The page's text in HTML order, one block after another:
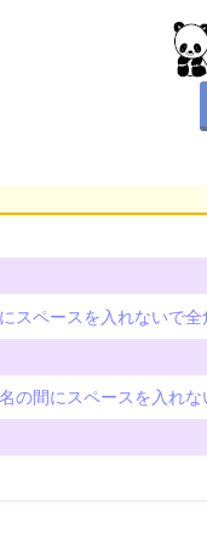
ペースを入れないで全
間にスペースを入れな